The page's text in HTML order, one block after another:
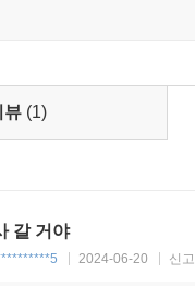
하는 엄마의 성숙한 모
살림살이에 즐거운 시
요!
박지르지 않고 받아주는
뷰 (1)
갈 거야
2024-06-20 신고